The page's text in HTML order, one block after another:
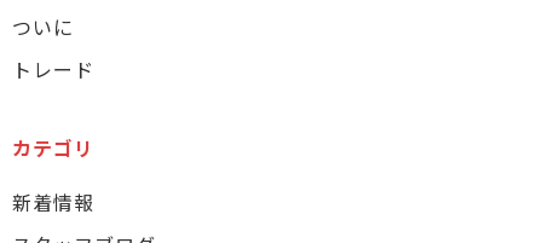
ついに
トレード
カテゴリ
新着情報